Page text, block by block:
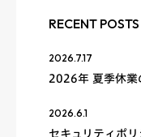
RECENT POSTS
2026.7.17
2026年 夏季休業
2026.6.1
セキュリティポ